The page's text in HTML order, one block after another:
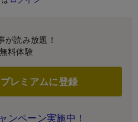
が読み放題！
料体験
レミアムに登録
ンペーン実施中！